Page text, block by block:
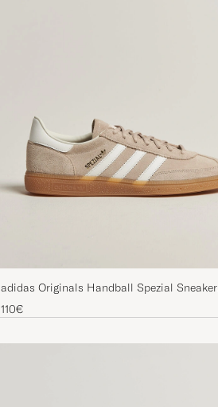
adidas Originals Handball Spezial Sneaker
Beige/White
110€